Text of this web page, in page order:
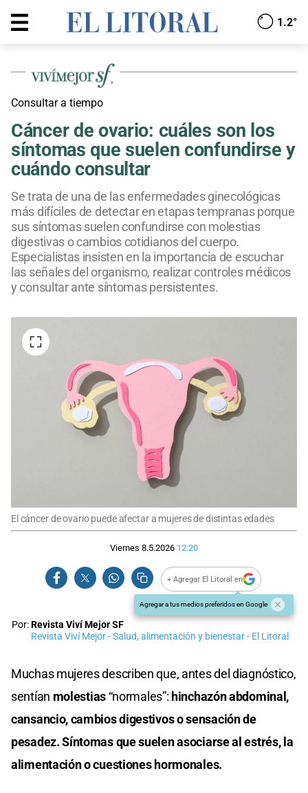
1.2°
Consultar a tiempo
Cáncer de ovario: cuáles son los
síntomas que suelen confundirse y
cuándo consultar
Se trata de una de las enfermedades ginecológicas
más difíciles de detectar en etapas tempranas porque
sus síntomas suelen confundirse con molestias
digestivas o cambios cotidianos del cuerpo.
Especialistas insisten en la importancia de escuchar
las señales del organismo, realizar controles médicos
y consultar ante síntomas persistentes.
El cáncer de ovario puede afectar a mujeres de distintas edades
Viernes 8.5.2026 12:20
+ Agregar El Litoral en
Agregar a tus medios preferidos en Google
Por:Revista Viví Mejor SF
Revista Viví Mejor - Salud, alimentación y bienestar - El Litoral
Muchas mujeres describen que, antes del diagnóstico,
sentían molestias“normales”: hinchazón abdominal,
cansancio, cambios digestivos o sensación de
pesadez. Síntomas que suelen asociarse al estrés, la
alimentación o cuestiones hormonales.